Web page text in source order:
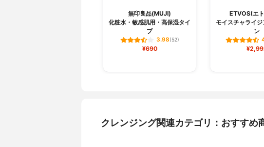
無印良品(MUJI)
化粧水・敏感肌用・高保湿タイ
プ
3.98(52)
¥690
ETVOS(エ
モイスチャライ
ン
クレンジング関連カテゴリ：おすすめ